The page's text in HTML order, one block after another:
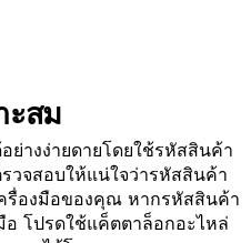
ะสม
ย่างง่ายดายโดยใช้รหัสสินค้า
วจสอบให้แน่ใจว่ารหัสสินค้า
รื่องมือของคุณ หากรหัสสินค้า
อ โปรดใช้แค็ตตาล็อกอะไหล่